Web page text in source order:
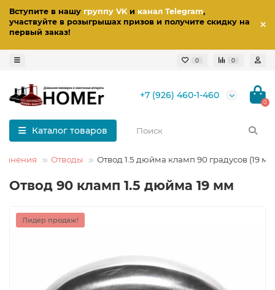
Вступите в нашу группу VKи канал Telegram,
участвуйте в розыгрышах призов и получите скидку на
первый заказ!
0 0
+7 (926) 460-1-460
0
Каталог товаров
Отводы Отвод 1.5 дюйма кламп 90 градусов (19
Отвод 90 кламп 1.5 дюйма 19 мм
Лидер продаж!